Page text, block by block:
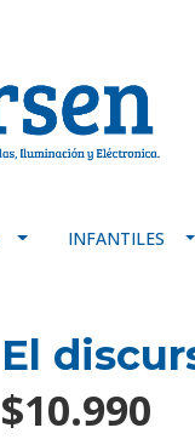
INFANTILES
El
$10.990